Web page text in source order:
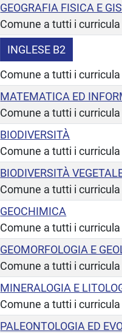
GEOGRAFIA FISICA E GIS
Comune a tutti i curricula
INGLESE B2
Comune a tutti i curricula
MATEMATICA ED
Comune a tutti i curricula
BIODIVERSITÀ
Comune a tutti i curricula
BIODIVERSITÀ
Comune a tutti i curricula
GEOCHIMICA
Comune a tutti i curricula
GEOMORFOLOGIA E
Comune a tutti i curricula
MINERALOGIA E
Comune a tutti i curricula
PALEONTOLOGIA ED